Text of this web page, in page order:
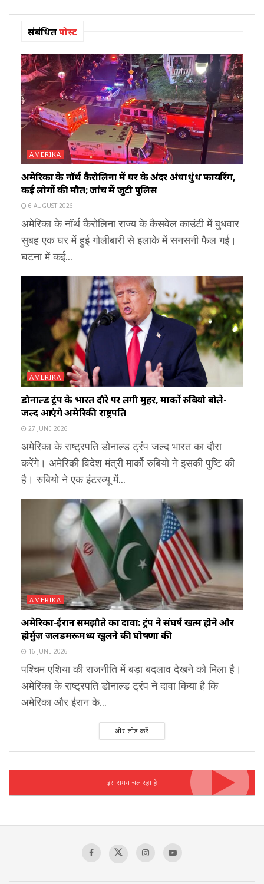
संबंधितपोस्ट
AMERIKA
अमेरिका के नॉर्थ कैरोलिना में घर के अंदर अंधाधुंध फायरिंग,
कई लोगों की मौत; जांच में जुटी पुलिस
6 AUGUST 2026
अमेरिका के नॉर्थ कैरोलिना राज्य के कैसवेल काउंटी में बुधवार
सुबह एक घर में हुई गोलीबारी से इलाके में सनसनी फैल गई।
घटना में कई...
AMERIKA
डोनाल्ड ट्रंप के भारत दौरे पर लगी मुहर, मार्को रुबियो बोले-
जल्द आएंगे अमेरिकी राष्ट्रपति
27 JUNE 2026
अमेरिका के राष्ट्रपति डोनाल्ड ट्रंप जल्द भारत का दौरा
करेंगे। अमेरिकी विदेश मंत्री मार्को रुबियो ने इसकी पुष्टि की
है। रुबियो ने एक इंटरव्यू में...
AMERIKA
अमेरिका-ईरान समझौते का दावा: ट्रंप ने संघर्ष खत्म होने और
होर्मुज़ जलडमरूमध्य खुलने की घोषणा की
16 JUNE 2026
पश्चिम एशिया की राजनीति में बड़ा बदलाव देखने को मिला है।
अमेरिका के राष्ट्रपति डोनाल्ड ट्रंप ने दावा किया है कि
अमेरिका और ईरान के...
और लोड करें
इस समय चल रहा है